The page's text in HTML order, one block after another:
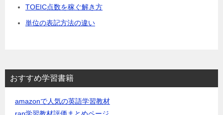
TOEIC点数を稼ぐ解き方
単位の表記方法の違い
おすすめ学習書籍
amazonで人気の英語学習教材